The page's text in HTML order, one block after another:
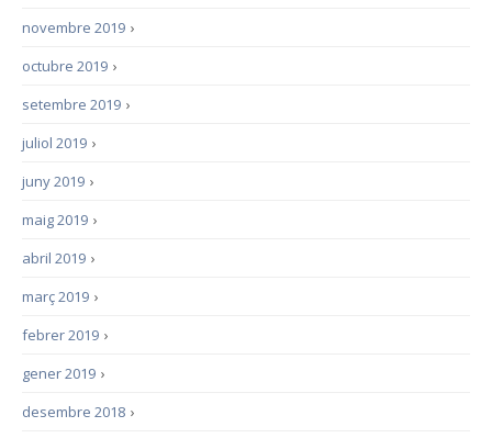
›
novembre 2019
›
octubre 2019
›
setembre 2019
›
juliol 2019
›
juny 2019
›
maig 2019
›
abril 2019
›
març 2019
›
febrer 2019
›
gener 2019
›
desembre 2018